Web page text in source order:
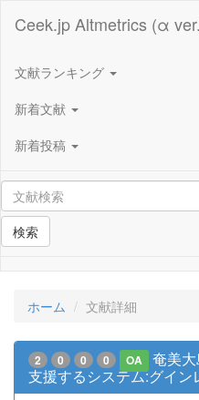
Ceek.jp Altmetrics (α
文献ランキング
新着文献
新着投稿
検索
ホーム 文献詳細
2 0 0 0 OA
奄美
支援するシステム:グイン